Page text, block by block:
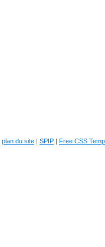
plan du site | SPIP | Free CSS